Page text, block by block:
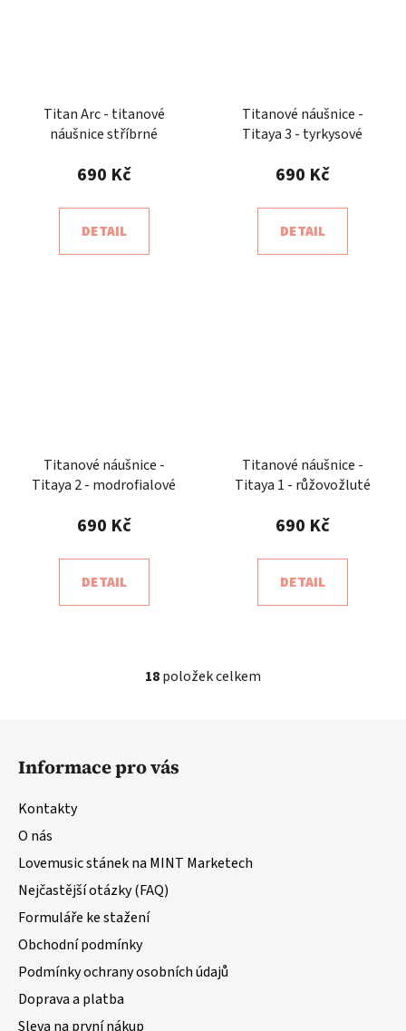
Titan Arc - titanové
náušnice stříbrné
690 Kč
DETAIL
Titanové náušnice -
Titaya 3 - tyrkysové
690 Kč
DETAIL
Titanové náušnice -
Titaya 2 - modrofialové
690 Kč
DETAIL
Titanové náušnice -
Titaya 1 - růžovožluté
690 Kč
DETAIL
O
r
ý
p
18položek celkem
Informace pro vás
Kontakty
O nás
Lovemusic stánek na MINT Marketech
Nejčastější otázky (FAQ)
Formuláře ke stažení
Obchodní podmínky
Podmínky ochrany osobních údajů
Doprava a platba
Sleva na první nákup